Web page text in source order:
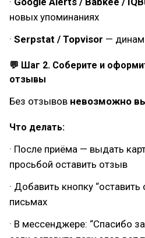
новых упоминаниях
· Serpstat / Topvisor —
💬 Шаг 2. Соберите и
отзывы
Без отзывов невозможно
Что делать:
· После приёма — выдать
просьбой оставить отзыв
· Добавить кнопку “оставить
письмах
· В мессенджере: “Спасибо